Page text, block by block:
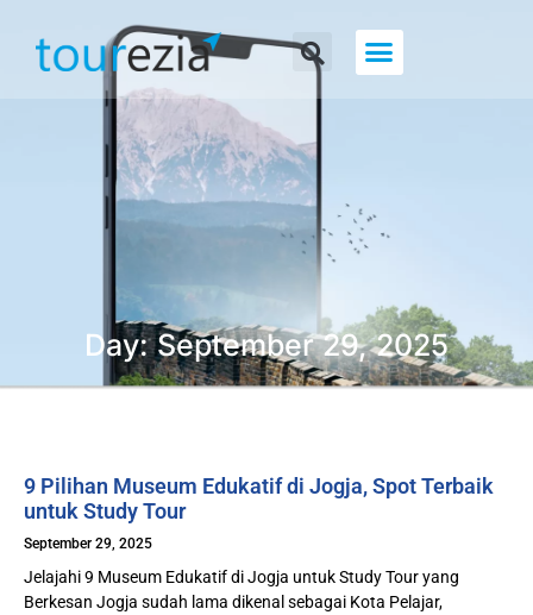
Day: September 29, 2025
9 Pilihan Museum Edukatif di Jogja, Spot Terbaik
untuk Study Tour
September 29, 2025
Jelajahi 9 Museum Edukatif di Jogja untuk Study Tour yang
Berkesan Jogja sudah lama dikenal sebagai Kota Pelajar,